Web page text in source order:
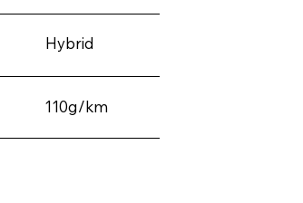
Hybrid
110g/km